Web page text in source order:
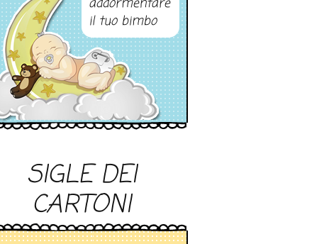
addormentare
il tuo bimbo
SIGLE DEI
CARTONI